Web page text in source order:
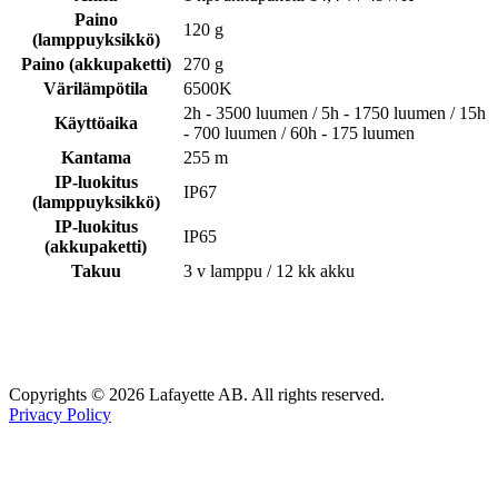
Paino
(lamppuyksikkö)
120 g
Paino (akkupaketti)
270 g
Värilämpötila
6500K
Käyttöaika
2h - 3500 luumen / 5h - 1750 luumen / 15h
- 700 luumen / 60h - 175 luumen
Kantama
255 m
IP-luokitus
(lamppuyksikkö)
IP67
IP-luokitus
(akkupaketti)
IP65
Takuu
3 v lamppu / 12 kk akku
Copyrights © 2026 Lafayette AB. All rights reserved.
Privacy Policy